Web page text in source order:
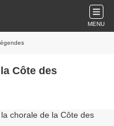
MENU
Côte des